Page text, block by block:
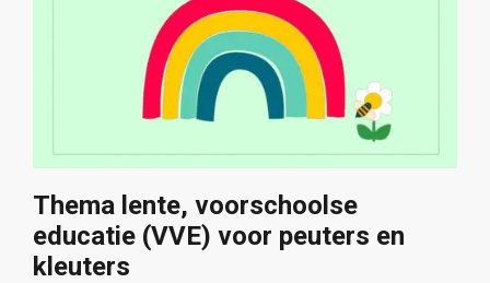
Thema lente, voorschoolse
educatie (VVE) voor peuters en
kleuters